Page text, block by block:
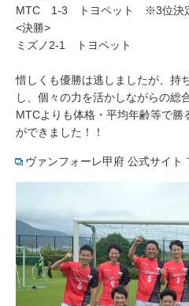
MTC 1-3 トヨペット ※3位決
<決勝>
ミズノ2-1 トヨペット
惜しくも優勝は逃しましたが、持
し、個々の力を活かしながらの総
MTCよりも体格・平均年齢等で勝
ができました！！
ヴァンフォーレ甲府 公式サイト